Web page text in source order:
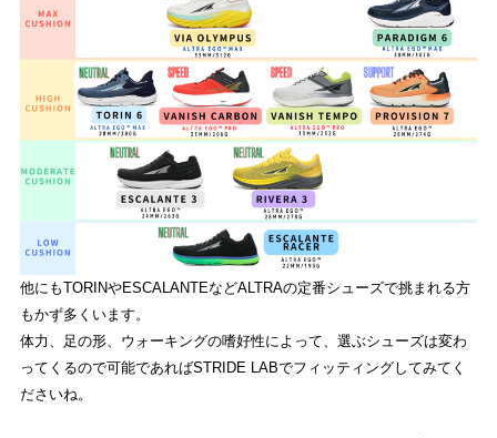
他にもTORINやESCALANTEなどALTRAの定番シューズで挑まれる方
もかず多くいます。
体力、足の形、ウォーキングの嗜好性によって、選ぶシューズは変わ
ってくるので可能であればSTRIDE LABでフィッティングしてみてく
ださいね。